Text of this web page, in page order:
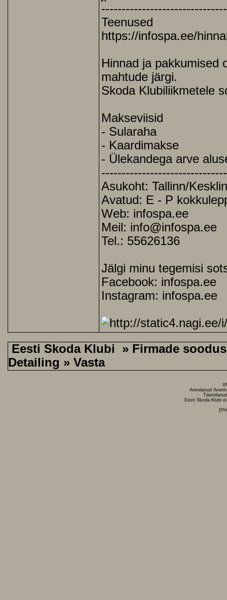
Teenused
https://infospa.ee/
Hinnad ja pakkumised
mahtude järgi.
Skoda Klubiliikmetele
Makseviisid
- Sularaha
- Kaardimakse
- Ülekandega arve
Asukoht: Tallinn/
Avatud: E - P
Web: infospa.ee
Meil: info@infospa.ee
Tel.: 55626136
Jälgi minu tegemisi
Facebook: infospa.ee
Instagram: infospa.ee
Eesti Skoda Klubi » Firmade
Detailing » Vasta
Arendanud
Eesti Skoda Klubi